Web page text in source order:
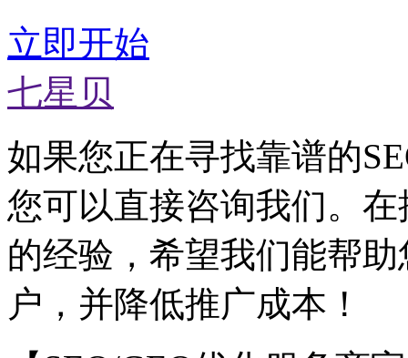
立即开始
七星贝
如果您正在寻找靠谱的
您可以直接咨询我们。
的经验，希望我们能帮
户，并降低推广成本！